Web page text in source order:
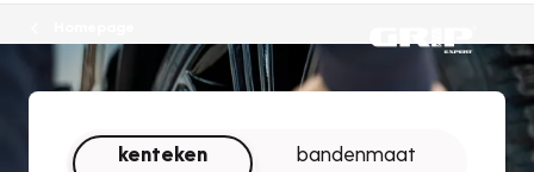
kenteken bandenmaat